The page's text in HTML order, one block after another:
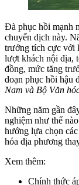
Đà phục hồi mạnh
chuyển dịch này.
trưởng tích cực với
lượt khách nội địa,
đồng, mức tăng
đoạn phục hồi hậu
Nam và Bộ Văn
Những năm gần
nghiệm như thế
hướng lựa chọn
hóa địa phương
Xem thêm:
Chính thức